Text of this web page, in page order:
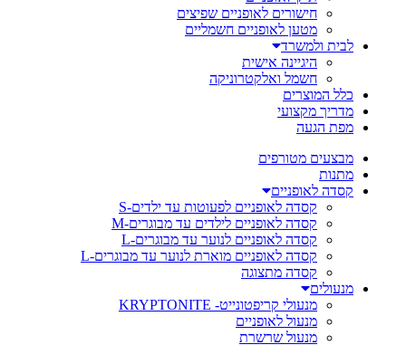
חישורים לאופניים שפיצים
מטען לאופניים חשמליים
לבית ולמשרד
היגיינה אישית
חשמל ואלקטרוניקה
כלל המוצרים
מדריך מקצועי
מפת הגעה
מבצעים מטורפים
מתנות
קסדה לאופניים
קסדה לאופניים לפעוטות עד ילדים-S
קסדה לאופניים לילדים עד מבוגרים-M
קסדה לאופניים לנוער עד מבוגרים-L
קסדה לאופניים מוארת לנוער עד מבוגרים-L
קסדה מתצוגה
מנעולים
מנעולי קריפטונייט- KRYPTONITE
מנעול לאופניים
מנעול שרשרת